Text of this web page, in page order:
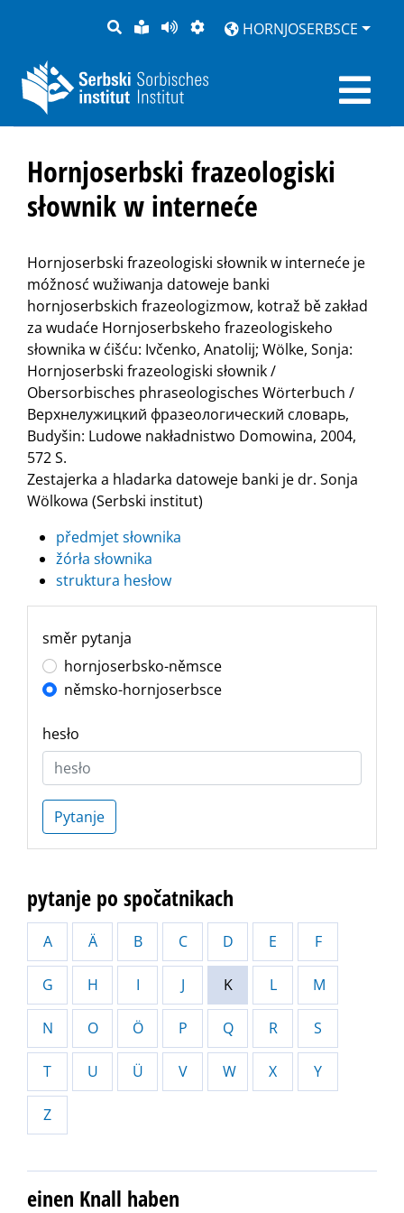
PYTANJE
LOCHKA
RĚČ
STRONU
PŘEDČITAĆ
ZWOBRAZNJENJE
HORNJOSERBSCE
Hornjoserbski frazeologiski
słownik w interneće
Hornjoserbski frazeologiski słownik w interneće je
móžnosć wužiwanja datoweje banki
hornjoserbskich frazeologizmow, kotraž bě zakład
za wudaće Hornjoserbskeho frazeologiskeho
słownika w ćišću: Ivčenko, Anatolij; Wölke, Sonja:
Hornjoserbski frazeologiski słownik /
Obersorbisches phraseologisches Wörterbuch /
Верхнелужицкий фразеологический словарь,
Budyšin: Ludowe nakładnistwo Domowina, 2004,
572 S.
Zestajerka a hladarka datoweje banki je dr. Sonja
Wölkowa (Serbski institut)
předmjet słownika
žórła słownika
struktura hesłow
směr pytanja
hornjoserbsko-němsce
němsko-hornjoserbsce
hesło
Pytanje
pytanje po spočatnikach
A Ä B C D E F
G H I J K L M
N O Ö P Q R S
T U Ü V W X Y
Z
einen Knall haben